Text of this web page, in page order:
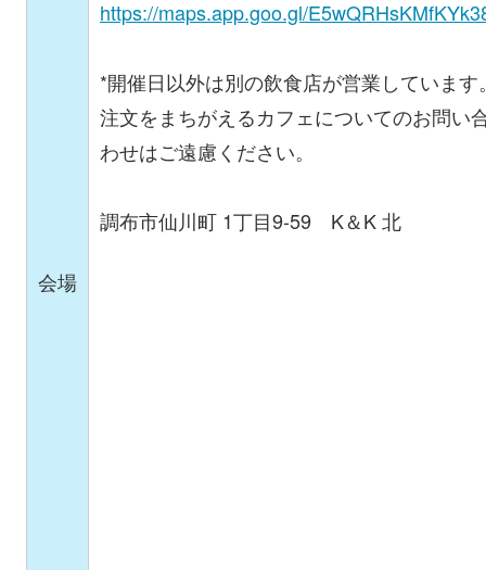
会場
https://maps.app.goo.gl/
*開催日以外は別の飲食店が営業しています
注文をまちがえるカフェについてのお問い
わせはご遠慮ください。
調布市仙川町 1丁目9-59 K＆K 北